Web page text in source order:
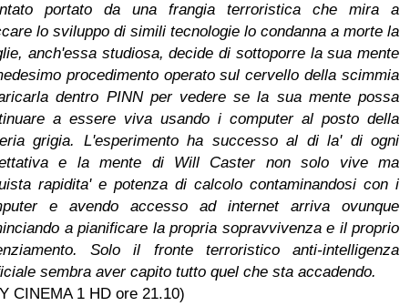
portato da una frangia terroristica che mira a
lo sviluppo di simili tecnologie lo condanna a morte la
anch'essa studiosa, decide di sottoporre la sua mente
procedimento operato sul cervello della scimmia
dentro PINN per vedere se la sua mente possa
a essere viva usando i computer al posto della
grigia. L'esperimento ha successo al di la' di ogni
e la mente di Will Caster non solo vive ma
rapidita' e potenza di calcolo contaminandosi con i
e avendo accesso ad internet arriva ovunque
a pianificare la propria sopravvivenza e il proprio
Solo il fronte terroristico anti-intelligenza
sembra aver capito tutto quel che sta accadendo.
CINEMA 1 HD ore 21.10)